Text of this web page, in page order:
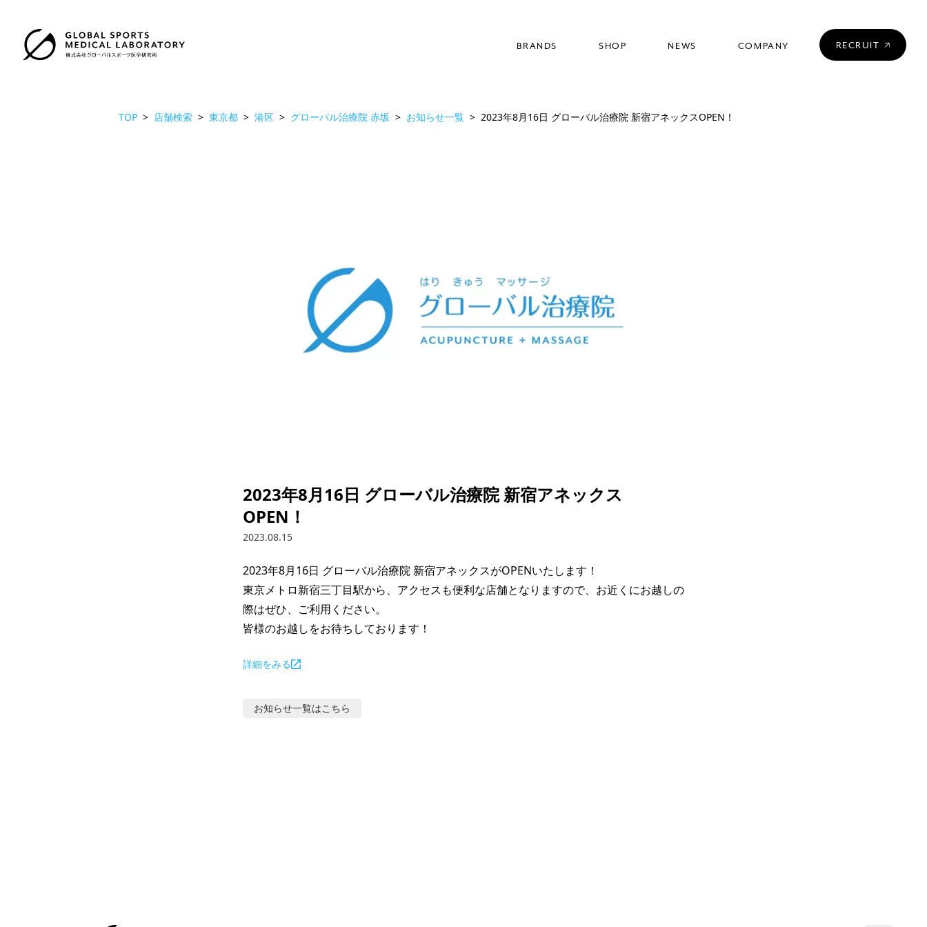
BRANDSブランド SHOP店舗一覧 NEWSニュース COMPANY
会社情報 RECRUIT
TOP 店舗検索 東京都 港区 グローバル治療院 赤坂 お知らせ一覧 2023年8月16日 グローバル治療院 新宿アネックスOPEN！
2023年8月16日 グローバル治療院 新宿アネックス
OPEN！
2023.08.15
2023年8月16日 グローバル治療院 新宿アネックスがOPENいたします！
東京メトロ新宿三丁目駅から、アクセスも便利な店舗となりますので、お近くにお越しの
際はぜひ、ご利用ください。
皆様のお越しをお待ちしております！
詳細をみる
お知らせ一覧はこちら